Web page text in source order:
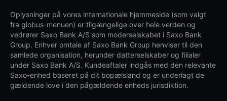
Oplysninger på vores internationale hjemmeside (som valgt
fra globus-menuen) er tilgængelige over hele verden og
vedrører Saxo Bank A/S som moderselskabet i Saxo Bank
Group. Enhver omtale af Saxo Bank Group henviser til den
samlede organisation, herunder datterselskaber og filialer
under Saxo Bank A/S. Kundeaftaler indgås med den relevante
Saxo-enhed baseret på dit bopælsland og er underlagt de
gældende love i den pågældende enheds jurisdiktion.